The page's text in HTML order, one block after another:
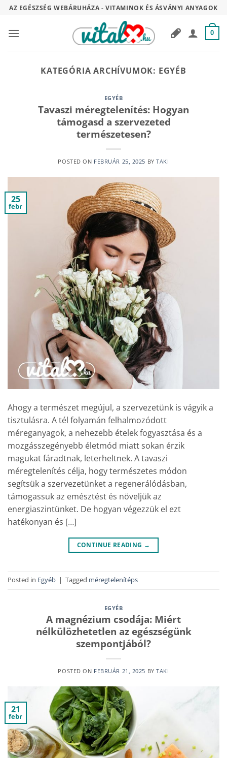
Skip
content
AZ EGÉSZSÉG WEBÁRUHÁZA - VITAMINOK ÉS ÁSVÁNYI ANYAGOK
0
KATEGÓRIA ARCHÍVUMOK: EGYÉB
EGYÉB
Tavaszi méregtelenítés: Hogyan
támogasd a szervezeted
természetesen?
POSTED ON FEBRUÁR 25, 2025 BYTAKI
25
febr
Ahogy a természet megújul, a szervezetünk is vágyik a
tisztulásra. A tél folyamán felhalmozódott
méreganyagok, a nehezebb ételek fogyasztása és a
mozgásszegényebb életmód miatt sokan érzik
magukat fáradtnak, leterheltnek. A tavaszi
méregtelenítés célja, hogy természetes módon
segítsük a szervezetünket a regenerálódásban,
támogassuk az emésztést és növeljük az
energiaszintünket. De hogyan végezzük el ezt
hatékonyan és […]
CONTINUE READING →
Posted in Egyéb | Tagged méregtelenítéps
EGYÉB
A magnézium csodája: Miért
nélkülözhetetlen az egészségünk
szempontjából?
POSTED ON FEBRUÁR 21, 2025 BYTAKI
21
febr